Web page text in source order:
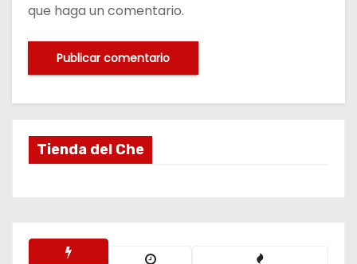
que haga un comentario.
Tienda del Che